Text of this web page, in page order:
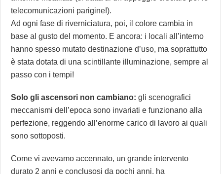
telecomunicazioni parigine!).
Ad ogni fase di riverniciatura, poi, il colore cambia in
base al gusto del momento. E ancora: i locali all’interno
hanno spesso mutato destinazione d’uso, ma soprattutto
è stata dotata di una scintillante illuminazione, sempre al
passo con i tempi!
Solo gli ascensori non cambiano: gli scenografici
meccanismi dell’epoca sono invariati e funzionano alla
perfezione, reggendo all’enorme carico di lavoro ai quali
sono sottoposti.
Come vi avevamo accennato, un grande intervento
durato 2 anni e conclusosi da pochi anni, ha